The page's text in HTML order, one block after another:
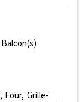
Balcon(s)
Four Grille-